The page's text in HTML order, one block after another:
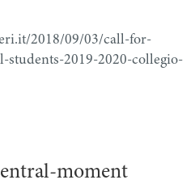
2018/09/03/call-for-
students-2019-2020-collegio-
moment